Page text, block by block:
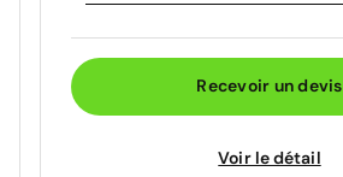
Recevoir un devis
Voir le détail